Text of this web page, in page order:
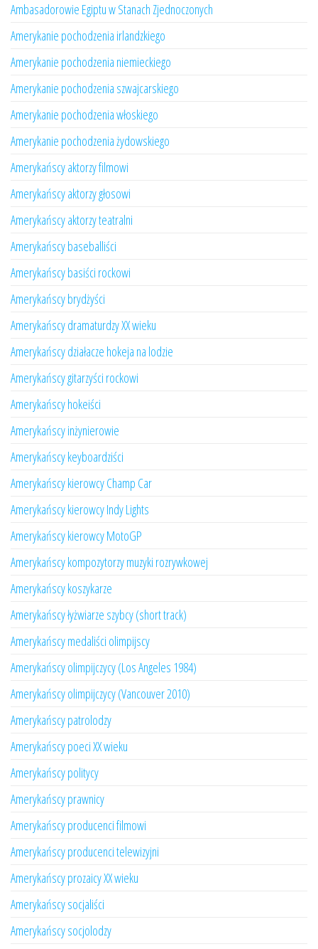
Ambasadorowie Egiptu w Stanach Zjednoczonych
Amerykanie pochodzenia irlandzkiego
Amerykanie pochodzenia niemieckiego
Amerykanie pochodzenia szwajcarskiego
Amerykanie pochodzenia włoskiego
Amerykanie pochodzenia żydowskiego
Amerykańscy aktorzy filmowi
Amerykańscy aktorzy głosowi
Amerykańscy aktorzy teatralni
Amerykańscy baseballiści
Amerykańscy basiści rockowi
Amerykańscy brydżyści
Amerykańscy dramaturdzy XX wieku
Amerykańscy działacze hokeja na lodzie
Amerykańscy gitarzyści rockowi
Amerykańscy hokeiści
Amerykańscy inżynierowie
Amerykańscy keyboardziści
Amerykańscy kierowcy Champ Car
Amerykańscy kierowcy Indy Lights
Amerykańscy kierowcy MotoGP
Amerykańscy kompozytorzy muzyki rozrywkowej
Amerykańscy koszykarze
Amerykańscy łyżwiarze szybcy (short track)
Amerykańscy medaliści olimpijscy
Amerykańscy olimpijczycy (Los Angeles 1984)
Amerykańscy olimpijczycy (Vancouver 2010)
Amerykańscy patrolodzy
Amerykańscy poeci XX wieku
Amerykańscy politycy
Amerykańscy prawnicy
Amerykańscy producenci filmowi
Amerykańscy producenci telewizyjni
Amerykańscy prozaicy XX wieku
Amerykańscy socjaliści
Amerykańscy socjolodzy